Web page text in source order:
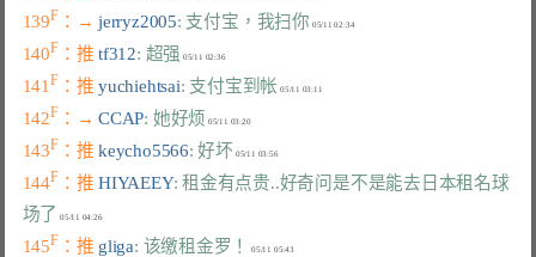
139F ：→ jerryz2005: 支付宝，我扫你 05/11 02:34
140F ：推 tf312: 超强 05/11 02:36
141 F ：推 yuchiehtsai: 支付宝到帐
142F ：→ CCAP: 她好烦 05/11 03:20
143F ：推 keycho5566: 好坏 05/11 03:56
144F ：推 HIYAEEY: 租金有点贵..好奇问是不是能去日本租名球
场了
05/11 04:26
145F ：推 gliga: 该缴租金罗！ 05/11 05:43